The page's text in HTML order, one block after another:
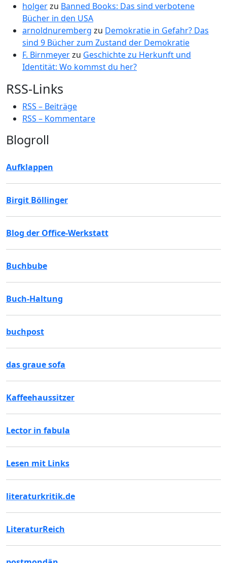
holgerzu Banned Books: Das sind verbotene
Bücher in den USA
arnoldnuremberg zu Demokratie in Gefahr? Das
sind 9 Bücher zum Zustand der Demokratie
F. Birnmeyerzu Geschichte zu Herkunft und
Identität: Wo kommst du her?
RSS-Links
RSS – Beiträge
RSS – Kommentare
Blogroll
Aufklappen
Birgit Böllinger
Blog der Office-Werkstatt
Buchbube
Buch-Haltung
buchpost
das graue sofa
Kaffeehaussitzer
Lector in fabula
Lesen mit Links
literaturkritik.de
LiteraturReich